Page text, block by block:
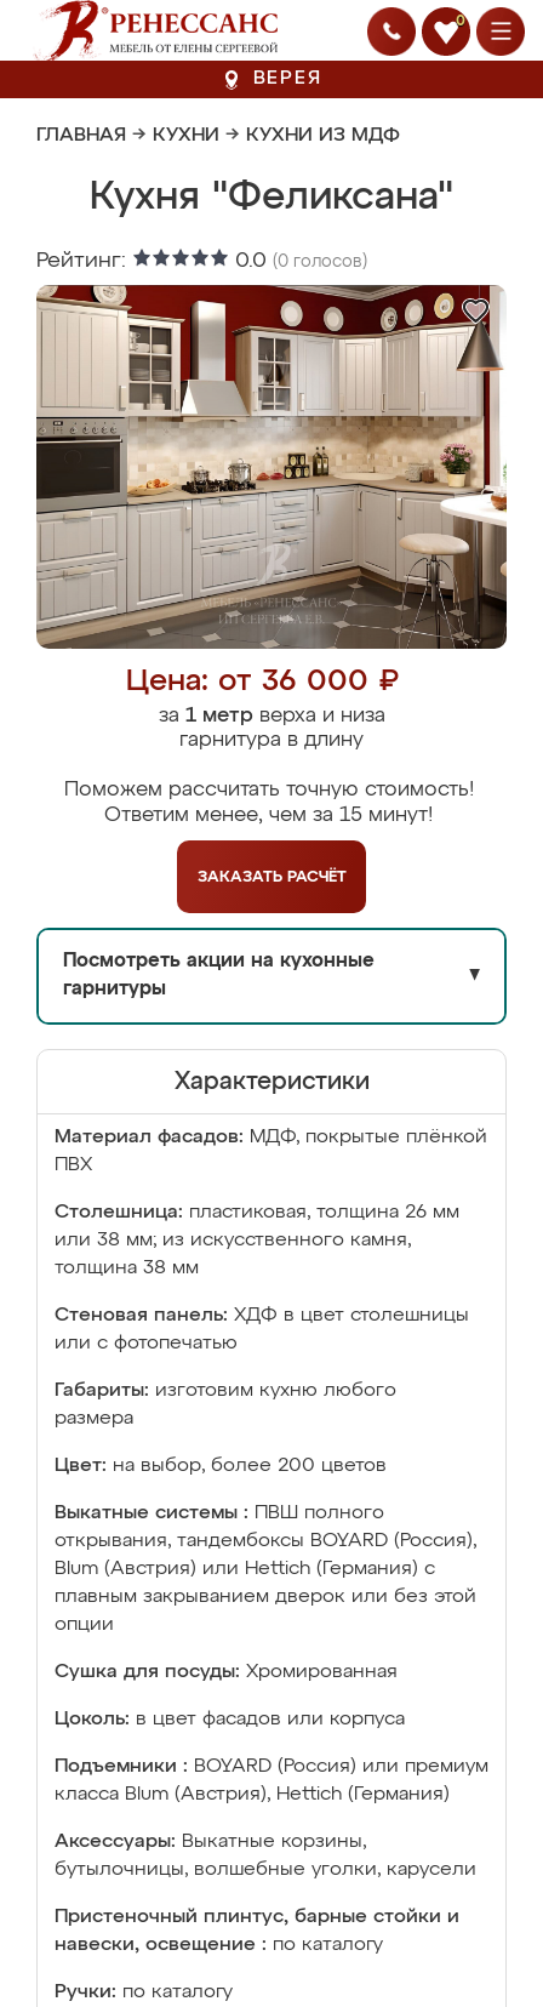
0
ВЕРЕЯ
ГЛАВНАЯ → КУХНИ → КУХНИ ИЗ МДФ
Кухня "Феликсана"
Рейтинг: 0.0 (0 голосов)
Цена: от 36 000 ₽
за 1 метрверха и низа
гарнитура в длину
Поможем рассчитать точную стоимость!
Ответим менее, чем за 15 минут!
ЗАКАЗАТЬ РАСЧЁТ
Посмотреть акции на кухонные
гарнитуры
▼
Характеристики
Материал фасадов: МДФ, покрытые плёнкой
ПВХ
Столешница: пластиковая, толщина 26 мм
или 38 мм; из искусственного камня,
толщина 38 мм
Стеновая панель: ХДФ в цвет столешницы
или с фотопечатью
Габариты: изготовим кухню любого
размера
Цвет: на выбор, более 200 цветов
Выкатные системы :
ПВШ полного
открывания, тандембоксы BOYARD (Россия),
Blum (Австрия) или Hettich (Германия) с
плавным закрыванием дверок или без этой
опции
Сушка для посуды: Хромированная
Цоколь: в цвет фасадов или корпуса
Подъемники : BOYARD (Россия) или премиум
класса Blum (Австрия), Hettich (Германия)
Аксессуары: Выкатные корзины,
бутылочницы, волшебные уголки, карусели
Пристеночный плинтус, барные стойки и
навески, освещение : по каталогу
Ручки: по каталогу